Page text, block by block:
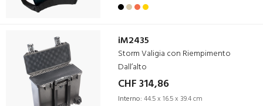
iM2435
Storm Valigia con Riempimento
Dall’alto
CHF 314,86
Interno: 44.5 x 16.5 x 39.4 cm